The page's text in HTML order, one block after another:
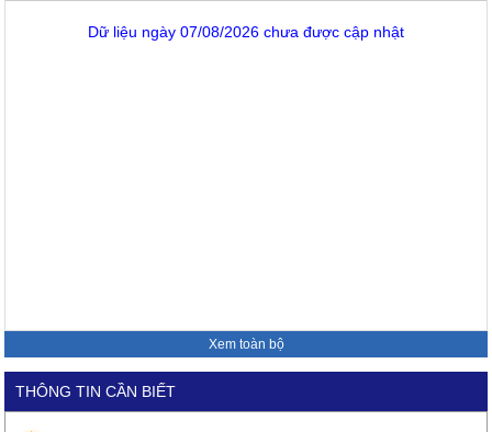
Dữ liệu ngày 07/08/2026 chưa được cập nhật
Xem toàn bộ
THÔNG TIN CẦN BIẾT